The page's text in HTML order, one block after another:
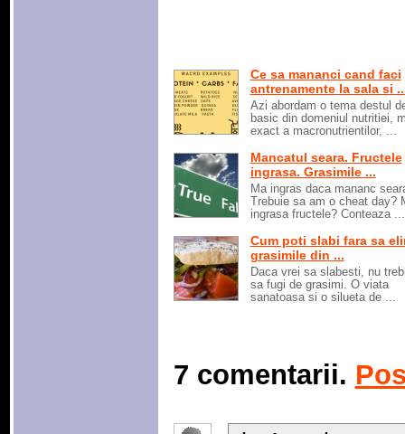
Ce sa mananci cand faci
antrenamente la sala si
Azi abordam o tema destul
basic din domeniul nutritiei,
exact a macronutrientilor, ...
Mancatul seara. Fructele
ingrasa. Grasimile ...
Ma ingras daca mananc
Trebuie sa am o cheat day?
ingrasa fructele? Conteaza ...
Cum poti slabi fara sa
grasimile din ...
Daca vrei sa slabesti, nu
sa fugi de grasimi. O viata
sanatoasa si o silueta de ...
7 comentarii.